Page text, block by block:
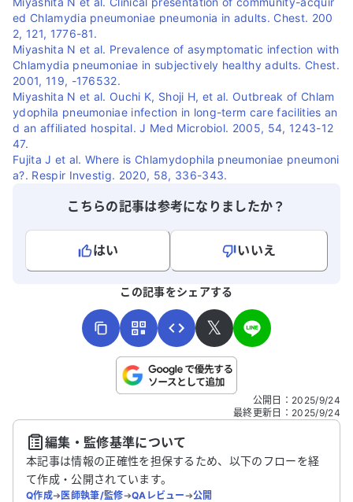
ed Chlamydia pneumoniae pneumonia in adults. Chest. 200
2, 121, 1776-81.
Miyashita N et al. Prevalence of asymptomatic infection with
Chlamydia pneumoniae in subjectively healthy adults. Chest.
2001, 119, -176532.
Miyashita N et al. Ouchi K, Shoji H, et al. Outbreak of Chlam
ydophila pneumoniae infection in long-term care facilities an
d an affiliated hospital. J Med Microbiol. 2005, 54, 1243-12
47.
Fujita J et al. Where is Chlamydophila pneumoniae pneumoni
a?. Respir Investig. 2020, 58, 336-343.
こちらの記事は参考になりましたか？
はい
いいえ
こちらは送信専用のフォームです。氏名やご自身の病気の詳細な
送信する
この記事をシェアする
𝕏
公開日 ： 2025/9/24
最終更新日 ： 2025/9/24
編集・監修基準について
本記事は情報の正確性を担保するため、以下のフローを経
て作成・公開されています。
Q作成➔医師執筆/監修➔QAレビュー➔公開